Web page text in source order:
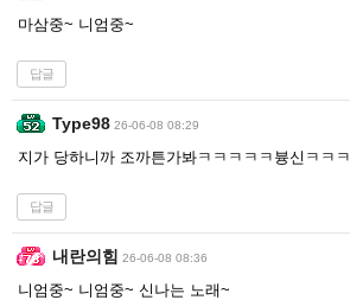
마삼중~ 니엄중~
답글
Type98 26-06-08 08:29
지가 당하니까 조까튼가봐ㅋㅋㅋㅋㅋ븅신ㅋㅋㅋ
답글
내란의힘 26-06-08 08:36
니엄중~ 니엄중~ 신나는 노래~